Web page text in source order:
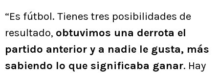
“Es fútbol. Tienes tres posibilidades de
resultado, obtuvimos una derrota el
partido anterior y a nadie le gusta, más
sabiendo lo que significaba ganar. Hay